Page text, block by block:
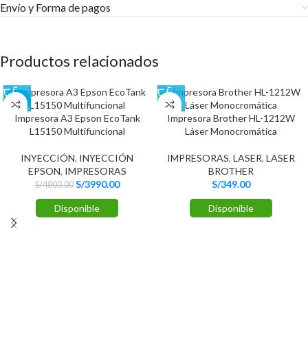
Envío y Forma de pagos​
Productos relacionados
-17%
Impresora A3 Epson EcoTank
L15150 Multifuncional
INYECCIÓN, INYECCIÓN
EPSON, IMPRESORAS
S/4800.00 S/3990.00
Disponible
Impresora Brother HL-1212W
Láser Monocromática
IMPRESORAS, LASER, LASER
BROTHER
S/349.00
Disponible